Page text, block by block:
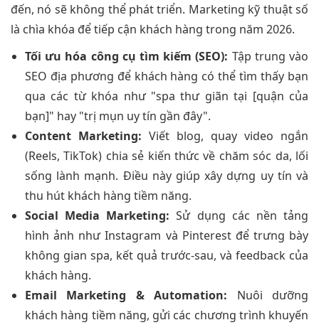
đến, nó sẽ không thể phát triển. Marketing kỹ thuật số
là chìa khóa để tiếp cận khách hàng trong năm 2026.
Tối ưu hóa công cụ tìm kiếm (SEO): Tập trung vào
SEO địa phương để khách hàng có thể tìm thấy bạn
qua các từ khóa như "spa thư giãn tại [quận của
bạn]" hay "trị mụn uy tín gần đây".
Content Marketing: Viết blog, quay video ngắn
(Reels, TikTok) chia sẻ kiến thức về chăm sóc da, lối
sống lành mạnh. Điều này giúp xây dựng uy tín và
thu hút khách hàng tiềm năng.
Social Media Marketing: Sử dụng các nền tảng
hình ảnh như Instagram và Pinterest để trưng bày
không gian spa, kết quả trước-sau, và feedback của
khách hàng.
Email Marketing & Automation: Nuôi dưỡng
khách hàng tiềm năng, gửi các chương trình khuyến